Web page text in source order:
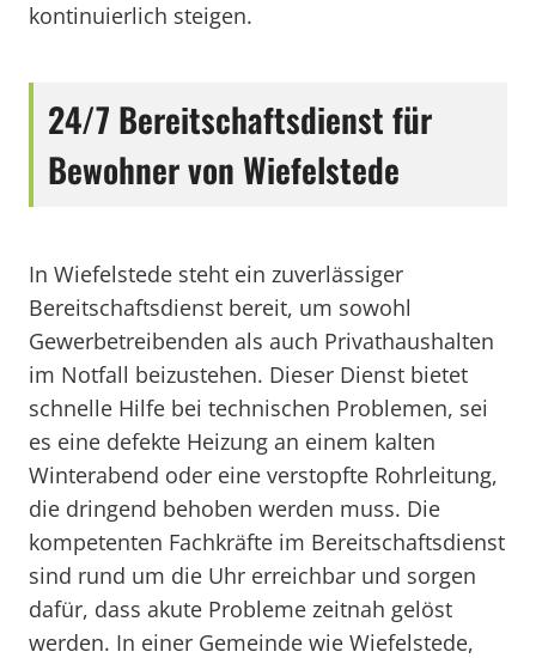
kontinuierlich steigen.
24/7 Bereitschaftsdienst für
Bewohner von Wiefelstede
In Wiefelstede steht ein zuverlässiger
Bereitschaftsdienst bereit, um sowohl
Gewerbetreibenden als auch Privathaushalten
im Notfall beizustehen. Dieser Dienst bietet
schnelle Hilfe bei technischen Problemen, sei
es eine defekte Heizung an einem kalten
Winterabend oder eine verstopfte Rohrleitung,
die dringend behoben werden muss. Die
kompetenten Fachkräfte im Bereitschaftsdienst
sind rund um die Uhr erreichbar und sorgen
dafür, dass akute Probleme zeitnah gelöst
werden. In einer Gemeinde wie Wiefelstede,